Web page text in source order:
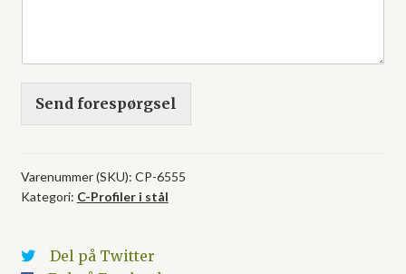
Send forespørgsel
Varenummer (SKU): CP-6555
Kategori: C-Profiler i stål
Del på Twitter